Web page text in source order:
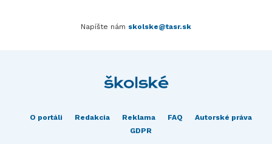
Napíšte nám skolske@tasr.sk
O portáli Redakcia Reklama FAQ
Autorské práva
GDPR